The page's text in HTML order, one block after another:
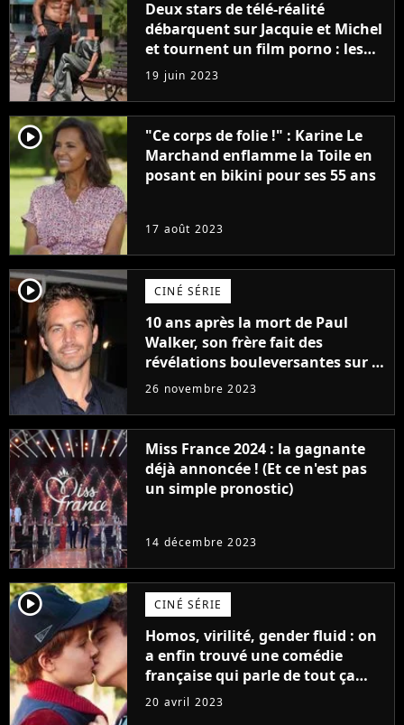
Deux stars de télé-réalité
débarquent sur Jacquie et Michel
et tournent un film porno : les
premières images du tournage
(exclu)
19 juin 2023
player2
"Ce corps de folie !" : Karine Le
Marchand enflamme la Toile en
posant en bikini pour ses 55 ans
17 août 2023
player2 CINÉ SÉRIE
10 ans après la mort de Paul
Walker, son frère fait des
révélations bouleversantes sur la
réaction des acteurs de Fast and
26 novembre 2023
Miss France 2024 : la gagnante
déjà annoncée ! (Et ce n'est pas
un simple pronostic)
14 décembre 2023
player2 CINÉ SÉRIE
Homos, virilité, gender fluid : on
a enfin trouvé une comédie
française qui parle de tout ça
sans être super ringarde
20 avril 2023